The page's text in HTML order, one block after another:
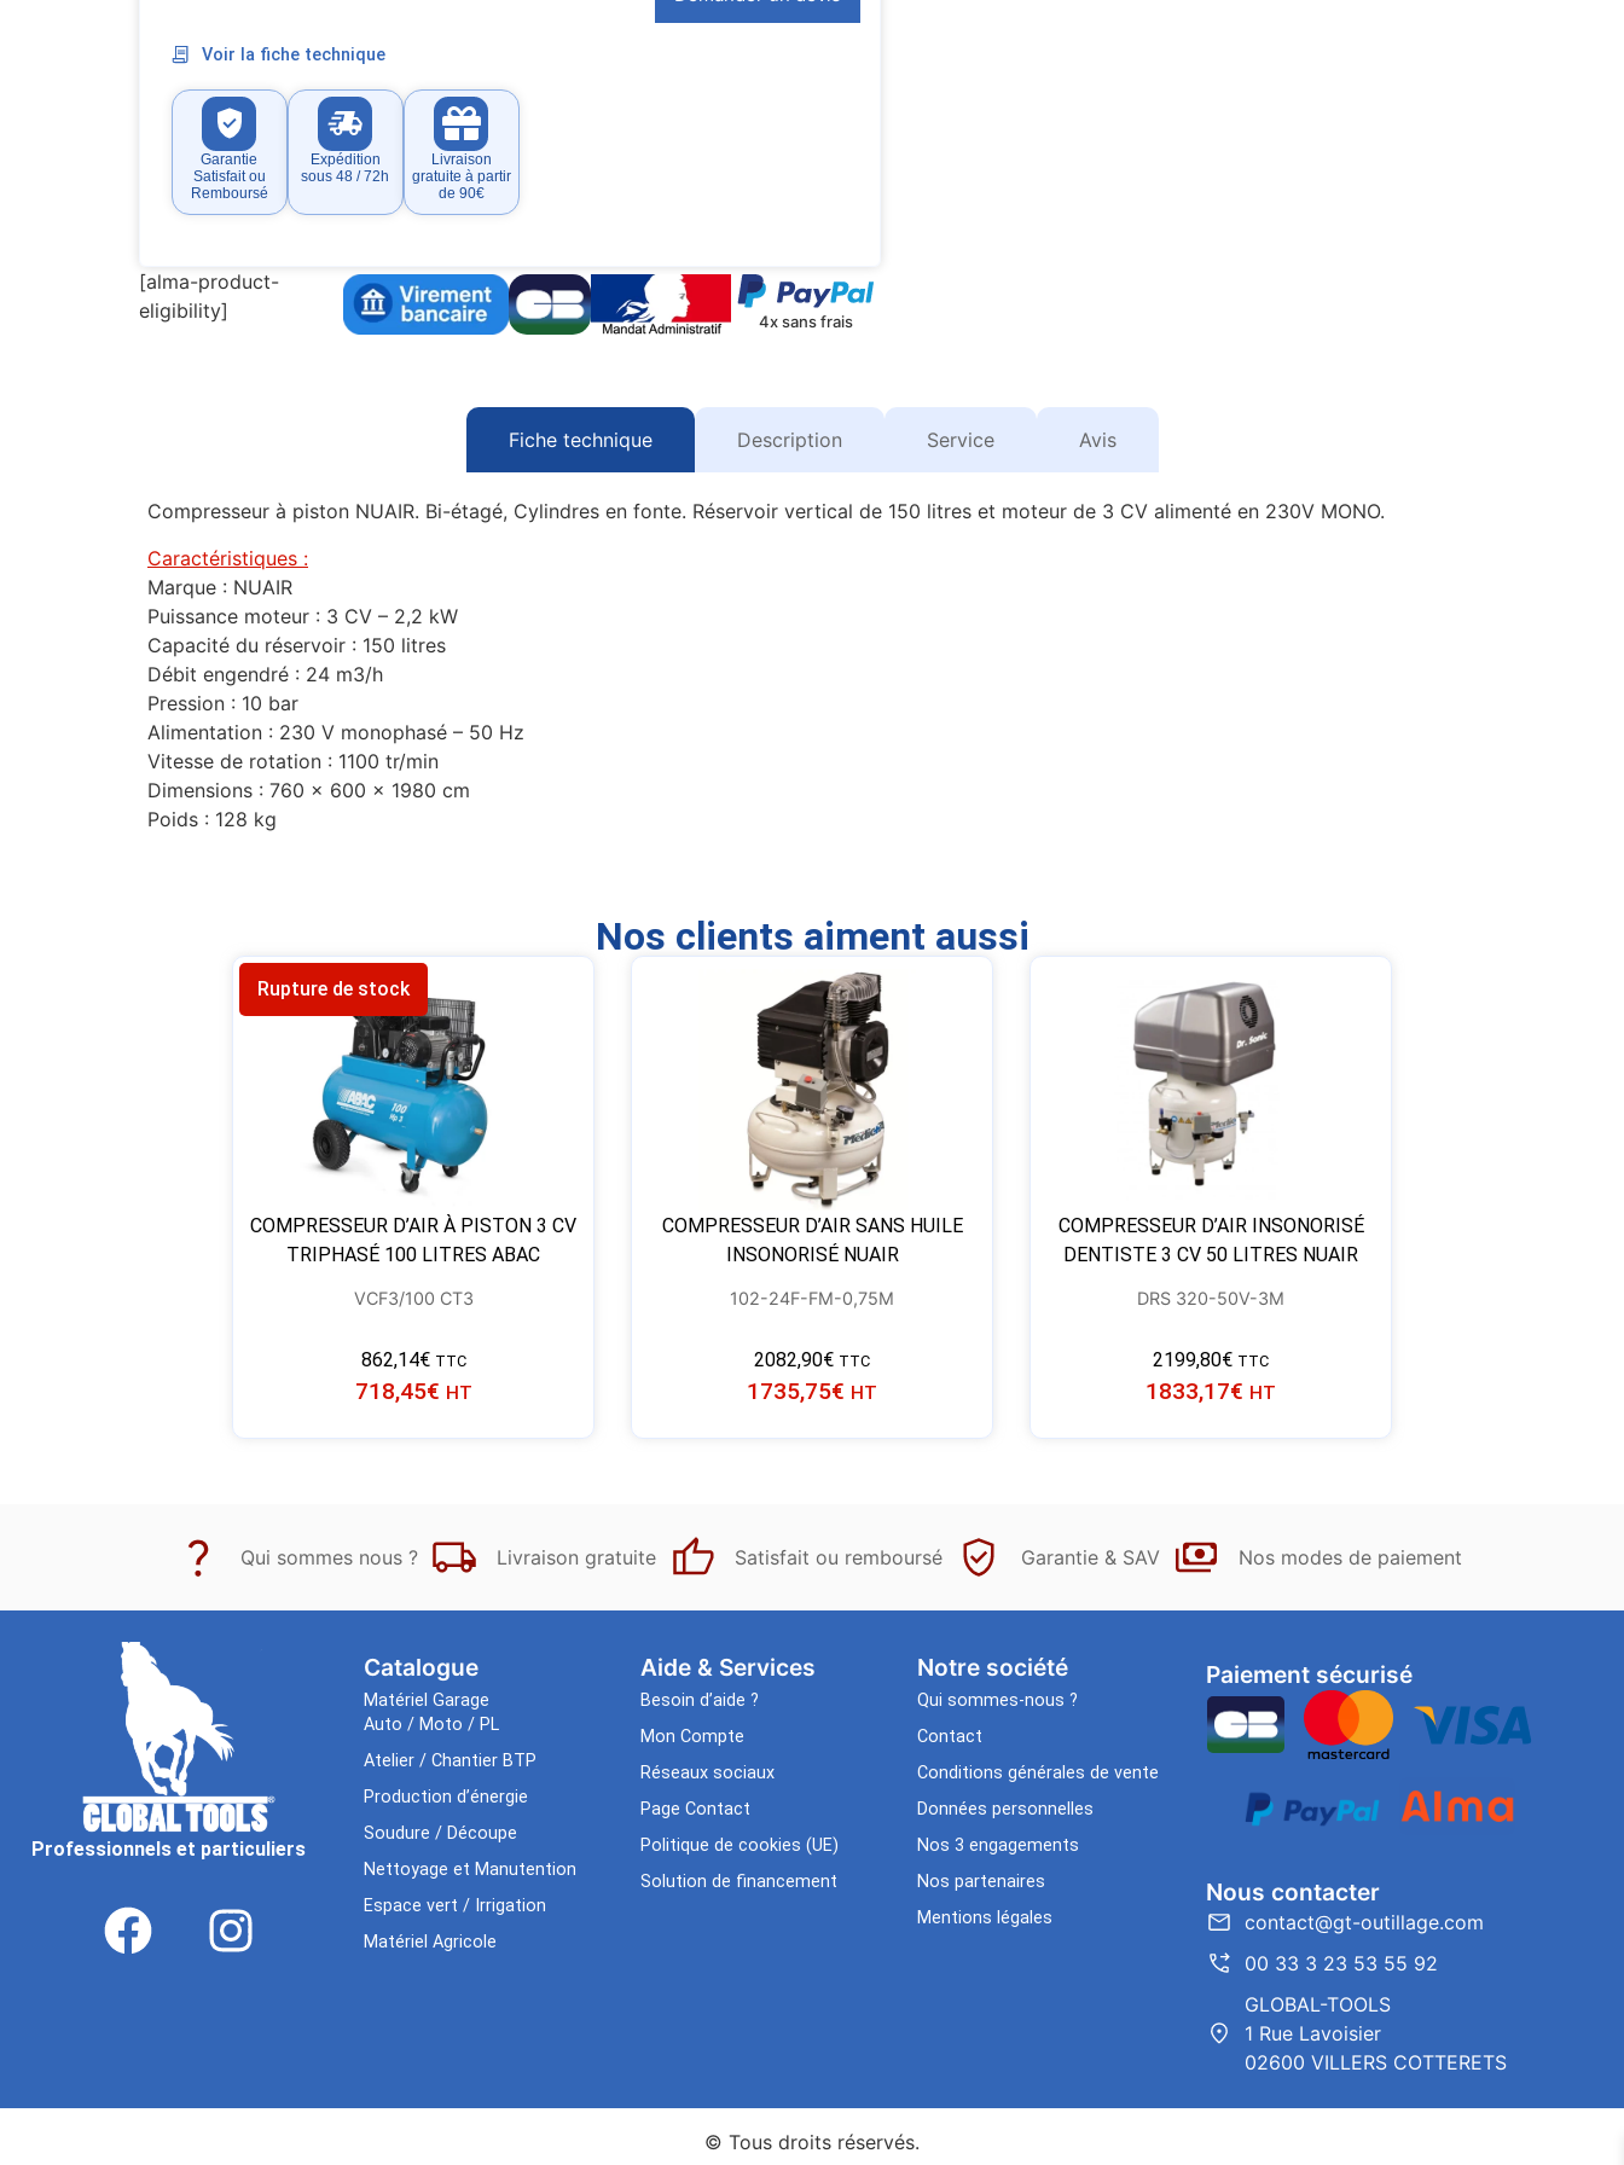
Voir la fiche technique
Garantie
Satisfait ou
Remboursé
Expédition
sous 48 / 72h
Livraison
gratuite à partir
de 90€
[alma-product-
eligibility]
4x sans frais
Fiche technique Description Service Avis
Compresseur à piston NUAIR. Bi-étagé, Cylindres en fonte. Réservoir vertical de 150 litres et moteur de 3 CV alimenté en 230V MONO.
Caractéristiques :
Marque : NUAIR
Puissance moteur : 3 CV – 2,2 kW
Capacité du réservoir : 150 litres
Débit engendré : 24 m3/h
Pression : 10 bar
Alimentation : 230 V monophasé – 50 Hz
Vitesse de rotation : 1100 tr/min
Dimensions : 760 x 600 x 1980 cm
Poids : 128 kg
Nos clients aiment aussi
Rupture de stock
COMPRESSEUR D’AIR À PISTON 3 CV
TRIPHASÉ 100 LITRES ABAC
VCF3/100 CT3
862,14€ TTC
718,45€ HT
COMPRESSEUR D’AIR SANS HUILE
INSONORISÉ NUAIR
102-24F-FM-0,75M
2082,90€ TTC
1735,75€ HT
COMPRESSEUR D’AIR INSONORISÉ
DENTISTE 3 CV 50 LITRES NUAIR
DRS 320-50V-3M
2199,80€ TTC
1833,17€ HT
Qui sommes nous ? Livraison gratuite Satisfait ou remboursé Garantie & SAV Nos modes de paiement
Professionnels et particuliers
Catalogue
Matériel Garage
Auto / Moto / PL
Atelier / Chantier BTP
Production d’énergie
Soudure / Découpe
Nettoyage et Manutention
Espace vert / Irrigation
Matériel Agricole
Aide & Services​
Besoin d’aide ?
Mon Compte
Réseaux sociaux
Page Contact
Politique de cookies (UE)
Solution de financement
Notre société
Qui sommes-nous ?
Contact
Conditions générales de vente
Données personnelles
Nos 3 engagements
Nos partenaires
Mentions légales
Paiement sécurisé
Nous contacter
contact@gt-outillage.com
00 33 3 23 53 55 92
GLOBAL-TOOLS
1 Rue Lavoisier
02600 VILLERS COTTERETS
© Tous droits réservés.